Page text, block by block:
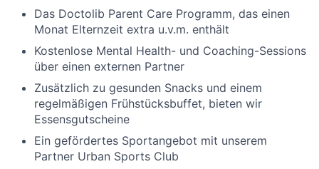
Das Doctolib Parent Care Programm, das einen
Monat Elternzeit extra u.v.m. enthält
Kostenlose Mental Health- und Coaching-Sessions
über einen externen Partner
Zusätzlich zu gesunden Snacks und einem
regelmäßigen Frühstücksbuffet, bieten wir
Essensgutscheine
Ein gefördertes Sportangebot mit unserem
Partner Urban Sports Club